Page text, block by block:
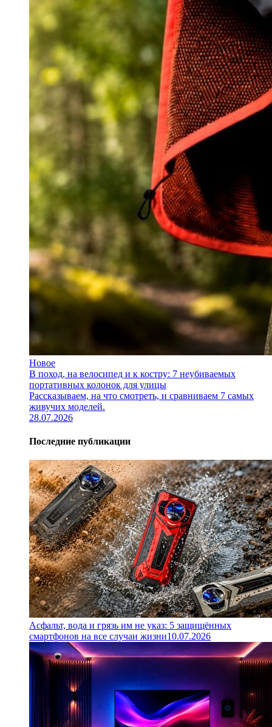
Новое
В поход, на велосипед и к костру: 7 неубиваемых
портативных колонок для улицы
Рассказываем, на что смотреть, и сравниваем 7 самых
живучих моделей.
28.07.2026
Последние публикации
Асфальт, вода и грязь им не указ: 5 защищённых
смартфонов на все случаи жизни10.07.2026